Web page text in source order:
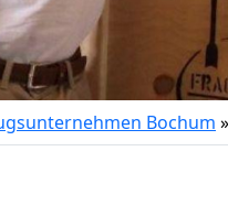
Bochum »